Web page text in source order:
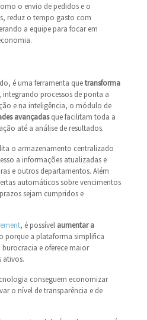
o envio de pedidos e o
reduz o tempo gasto com
a equipe para focar em
é uma ferramenta quetransforma
integrando processos de ponta a
e na inteligência, o módulo de
avançadasque facilitam toda a
até a análise de resultados.
o armazenamento centralizado
a informações atualizadas e
e outros departamentos. Além
automáticos sobre vencimentos
sejam cumpridos e
, é possível aumentar a
porque a plataforma simplifica
e oferece maior
ativos.
conseguem economizar
o nível de transparência e de